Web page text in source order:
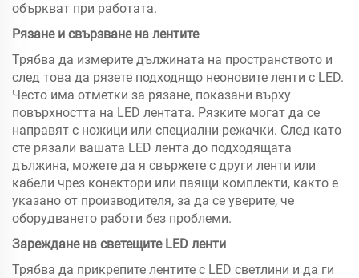
объркват при работата.
Рязане и свързване на лентите
Трябва да измерите дължината на пространството и
след това да рязете подходящо неоновите ленти с LED.
Често има отметки за рязане, показани върху
повърхността на LED лентата. Рязките могат да се
направят с ножици или специални режачки. След като
сте рязали вашата LED лента до подходящата
дължина, можете да я свържете с други ленти или
кабели чрез конектори или паящи комплекти, както е
указано от производителя, за да се уверите, че
оборудването работи без проблеми.
Зареждане на светещите LED ленти
Трябва да прикрепите лентите с LED светлини и да ги